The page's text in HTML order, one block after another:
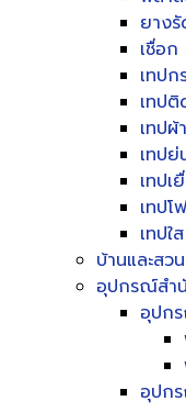
ยาง
เชื่อก
เทปก
เทป
เทปผ้า
เทปย่
เทปเ
เทปโ
เทปใ
บ้านและสวน
อุปกรณ์สำ
อุปก
อุปก